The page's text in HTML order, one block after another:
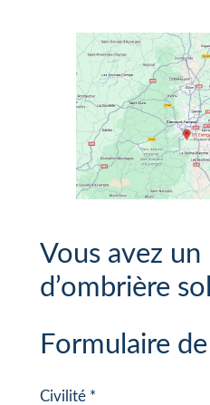
Vous avez
d’ombrière
Formulaire
Civilité *